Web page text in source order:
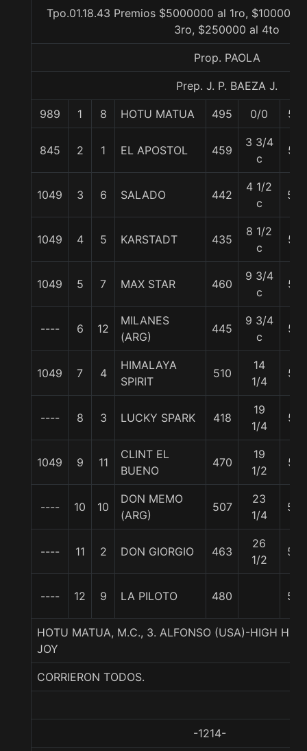
Tpo.01.18.43 Premios $5000000 al 1ro,
3ro, $250000 al 4to
Prop. PAOLA
Prep. J. P. BAEZA J.
989 1 8 HOTU MATUA 495 0/0 57
845 2 1 EL APOSTOL 459
3 3/4
c
57
1049 3 6 SALADO 442
4 1/2
c
56
1049 4 5 KARSTADT 435
8 1/2
c
57
1049 5 7 MAX STAR 460
9 3/4
c
57
---- 6 12
MILANES
(ARG)
445
9 3/4
c
57
1049 7 4
HIMALAYA
SPIRIT
510
14
1/4
57
---- 8 3 LUCKY SPARK 418
19
1/4
57
1049 9 11
CLINT EL
BUENO
470
19
1/2
57
---- 10 10
DON MEMO
(ARG)
507
23
1/4
57.
---- 11 2 DON GIORGIO 463
26
1/2
57.
---- 12 9 LA PILOTO 480 55
HOTU MATUA, M.C., 3. ALFONSO (USA)-HIGH
JOY
CORRIERON TODOS.
-1214-